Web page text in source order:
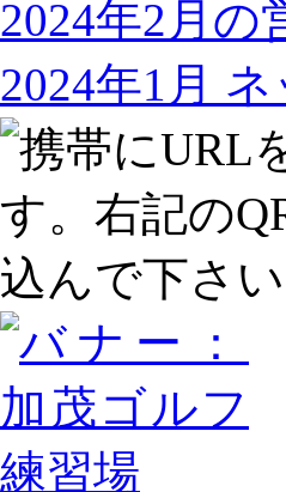
2024年2月の
2024年1月